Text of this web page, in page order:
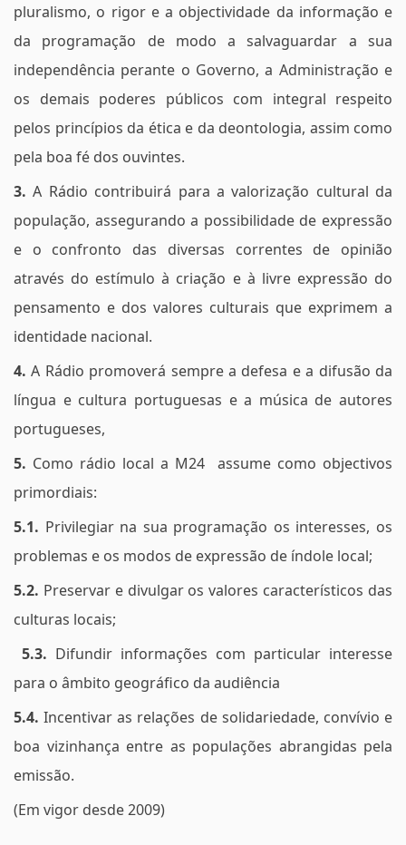
pluralismo, o rigor e a objectividade da informação e
da programação de modo a salvaguardar a sua
independência perante o Governo, a Administração e
os demais poderes públicos com integral respeito
pelos princípios da ética e da deontologia, assim como
pela boa fé dos ouvintes.
3. A Rádio contribuirá para a valorização cultural da
população, assegurando a possibilidade de expressão
e o confronto das diversas correntes de opinião
através do estímulo à criação e à livre expressão do
pensamento e dos valores culturais que exprimem a
identidade nacional.
4. A Rádio promoverá sempre a defesa e a difusão da
língua e cultura portuguesas e a música de autores
portugueses,
5. Como rádio local a M24 assume como objectivos
primordiais:
5.1. Privilegiar na sua programação os interesses, os
problemas e os modos de expressão de índole local;
5.2. Preservar e divulgar os valores característicos das
culturas locais;
5.3. Difundir informações com particular interesse
para o âmbito geográfico da audiência
5.4. Incentivar as relações de solidariedade, convívio e
boa vizinhança entre as populações abrangidas pela
emissão.
(Em vigor desde 2009)